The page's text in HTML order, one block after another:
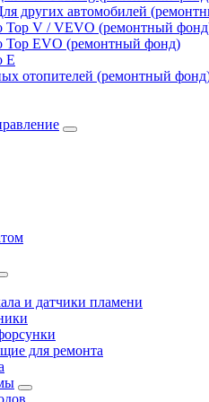
других автомобилей
Top V / VEVO (ремонтный
Top EVO (ремонтный фонд)
E
отопителей (ремонтный
и датчики пламени
для ремонта